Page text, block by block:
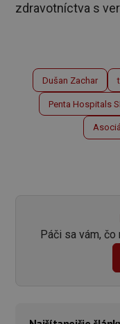
zdravotníctva s
Dušan Zachar
Penta Hospitals
Páči sa vám,